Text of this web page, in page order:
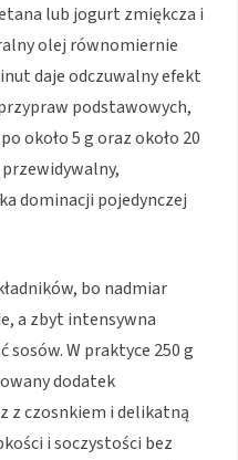
lub jogurt zmiękcza i
olej równomiernie
daje odczuwalny efekt
podstawowych,
około 5 g oraz około 20
dominacji pojedynczej
bo nadmiar
a zbyt intensywna
sosów. W praktyce 250 g
dodatek
z czosnkiem i delikatną
i soczystości bez